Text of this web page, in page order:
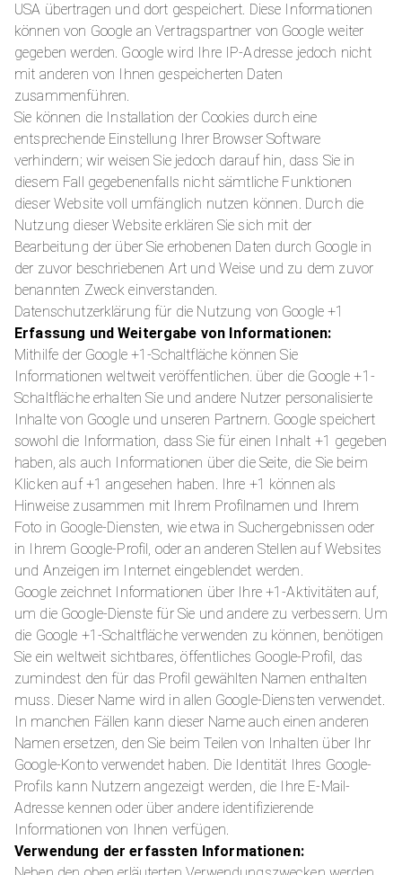
USA übertragen und dort gespeichert. Diese Informationen
können von Google an Vertragspartner von Google weiter
gegeben werden. Google wird Ihre IP-Adresse jedoch nicht
mit anderen von Ihnen gespeicherten Daten
zusammenführen.
Sie können die Installation der Cookies durch eine
entsprechende Einstellung Ihrer Browser Software
verhindern; wir weisen Sie jedoch darauf hin, dass Sie in
diesem Fall gegebenenfalls nicht sämtliche Funktionen
dieser Website voll umfänglich nutzen können. Durch die
Nutzung dieser Website erklären Sie sich mit der
Bearbeitung der über Sie erhobenen Daten durch Google in
der zuvor beschriebenen Art und Weise und zu dem zuvor
benannten Zweck einverstanden.
Datenschutzerklärung für die Nutzung von Google +1
Erfassung und Weitergabe von Informationen:
Mithilfe der Google +1-Schaltfläche können Sie
Informationen weltweit veröffentlichen. über die Google +1-
Schaltfläche erhalten Sie und andere Nutzer personalisierte
Inhalte von Google und unseren Partnern. Google speichert
sowohl die Information, dass Sie für einen Inhalt +1 gegeben
haben, als auch Informationen über die Seite, die Sie beim
Klicken auf +1 angesehen haben. Ihre +1 können als
Hinweise zusammen mit Ihrem Profilnamen und Ihrem
Foto in Google-Diensten, wie etwa in Suchergebnissen oder
in Ihrem Google-Profil, oder an anderen Stellen auf Websites
und Anzeigen im Internet eingeblendet werden.
Google zeichnet Informationen über Ihre +1-Aktivitäten auf,
um die Google-Dienste für Sie und andere zu verbessern. Um
die Google +1-Schaltfläche verwenden zu können, benötigen
Sie ein weltweit sichtbares, öffentliches Google-Profil, das
zumindest den für das Profil gewählten Namen enthalten
muss. Dieser Name wird in allen Google-Diensten verwendet.
In manchen Fällen kann dieser Name auch einen anderen
Namen ersetzen, den Sie beim Teilen von Inhalten über Ihr
Google-Konto verwendet haben. Die Identität Ihres Google-
Profils kann Nutzern angezeigt werden, die Ihre E-Mail-
Adresse kennen oder über andere identifizierende
Informationen von Ihnen verfügen.
Verwendung der erfassten Informationen: